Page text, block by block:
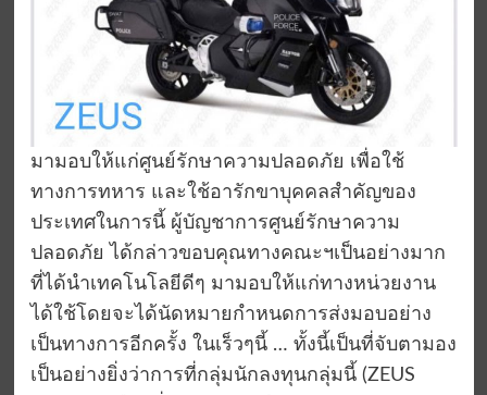
มามอบให้แก่ศูนย์รักษาความปลอดภัย เพื่อใช้
ทางการทหาร และใช้อารักขาบุคคลสำคัญของ
ประเทศในการนี้ ผู้บัญชาการศูนย์รักษาความ
ปลอดภัย ได้กล่าวขอบคุณทางคณะฯเป็นอย่างมาก
ที่ได้นำเทคโนโลยีดีๆ มามอบให้แก่ทางหน่วยงาน
ได้ใช้โดยจะได้นัดหมายกำหนดการส่งมอบอย่าง
เป็นทางการอีกครั้ง ในเร็วๆนี้ … ทั้งนี้เป็นที่จับตามอง
เป็นอย่างยิ่งว่าการที่กลุ่มนักลงทุนกลุ่มนี้ (ZEUS